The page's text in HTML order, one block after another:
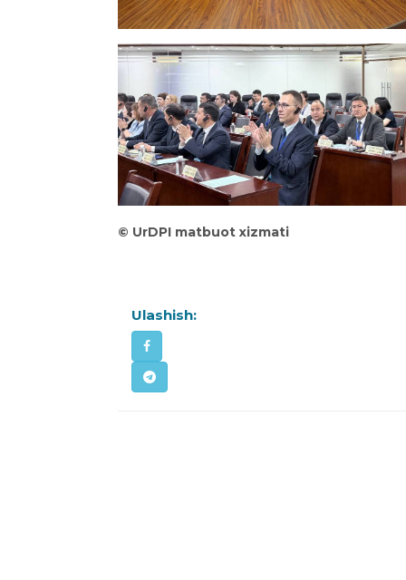
© UrDPI matbuot xizmati
Ulashish: